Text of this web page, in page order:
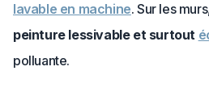
lavable en machine. Sur les
peinture lessivable et surtout
polluante.